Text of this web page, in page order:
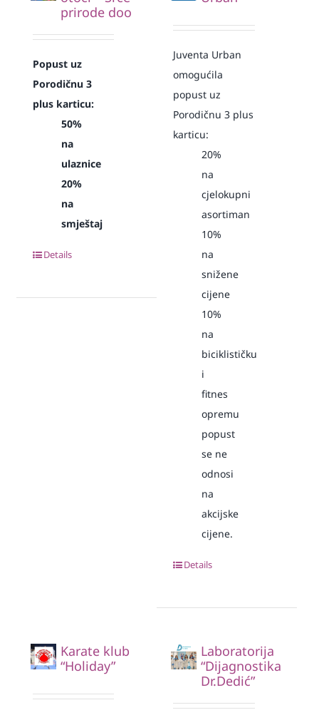
prirode doo
Popust uz
Porodičnu 3
plus karticu:
50%
na
ulaznice
20%
na
smještaj
Details
Juventa Urban
omogućila
popust uz
Porodičnu 3 plus
karticu:
20%
na
cjelokupni
asortiman
10%
na
snižene
cijene
10%
na
biciklističku
i
fitnes
opremu
popust
se ne
odnosi
na
akcijske
cijene.
Details
Karate klub
“Holiday”
Laboratorija
“Dijagnostika
Dr.Dedić”